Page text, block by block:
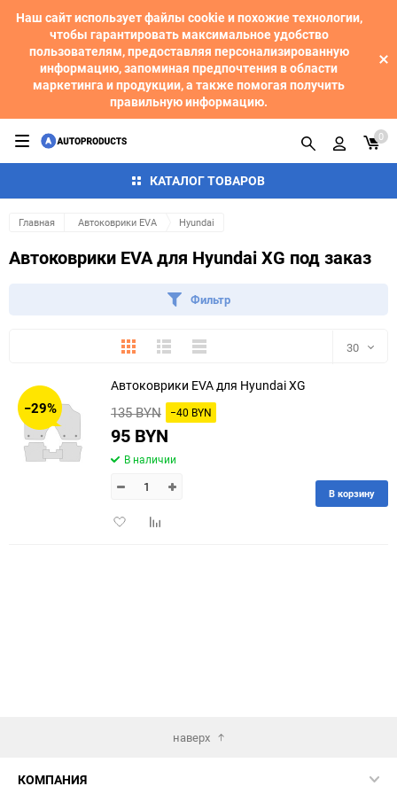
Наш сайт использует файлы cookie и похожие технологии,
чтобы гарантировать максимальное удобство
пользователям, предоставляя персонализированную
информацию, запоминая предпочтения в области
маркетинга и продукции, а также помогая получить
правильную информацию.
КАТАЛОГ ТОВАРОВ
0
Главная Автоковрики EVA Hyundai
Автоковрики EVA для Hyundai XG под заказ
Фильтр
ПлиткаПодробноКомпактно 30
150
−29%
Автоковрики EVA для Hyundai XG
135 BYN −40 BYN
95 BYN
В наличии
ДобавитьДобавить
В корзину
наверх
КОМПАНИЯ